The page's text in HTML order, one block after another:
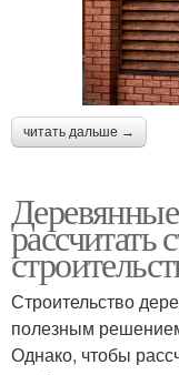
читать дальше →
рассчитать
Строительство
полезным
Однако, чтобы